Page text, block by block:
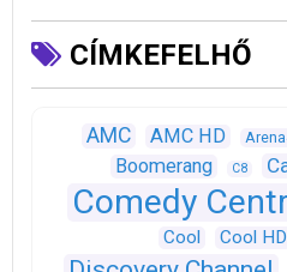
CÍMKEFELHŐ
AMC AMC HD
Boomerang C8
Comedy
Cool Cool HD